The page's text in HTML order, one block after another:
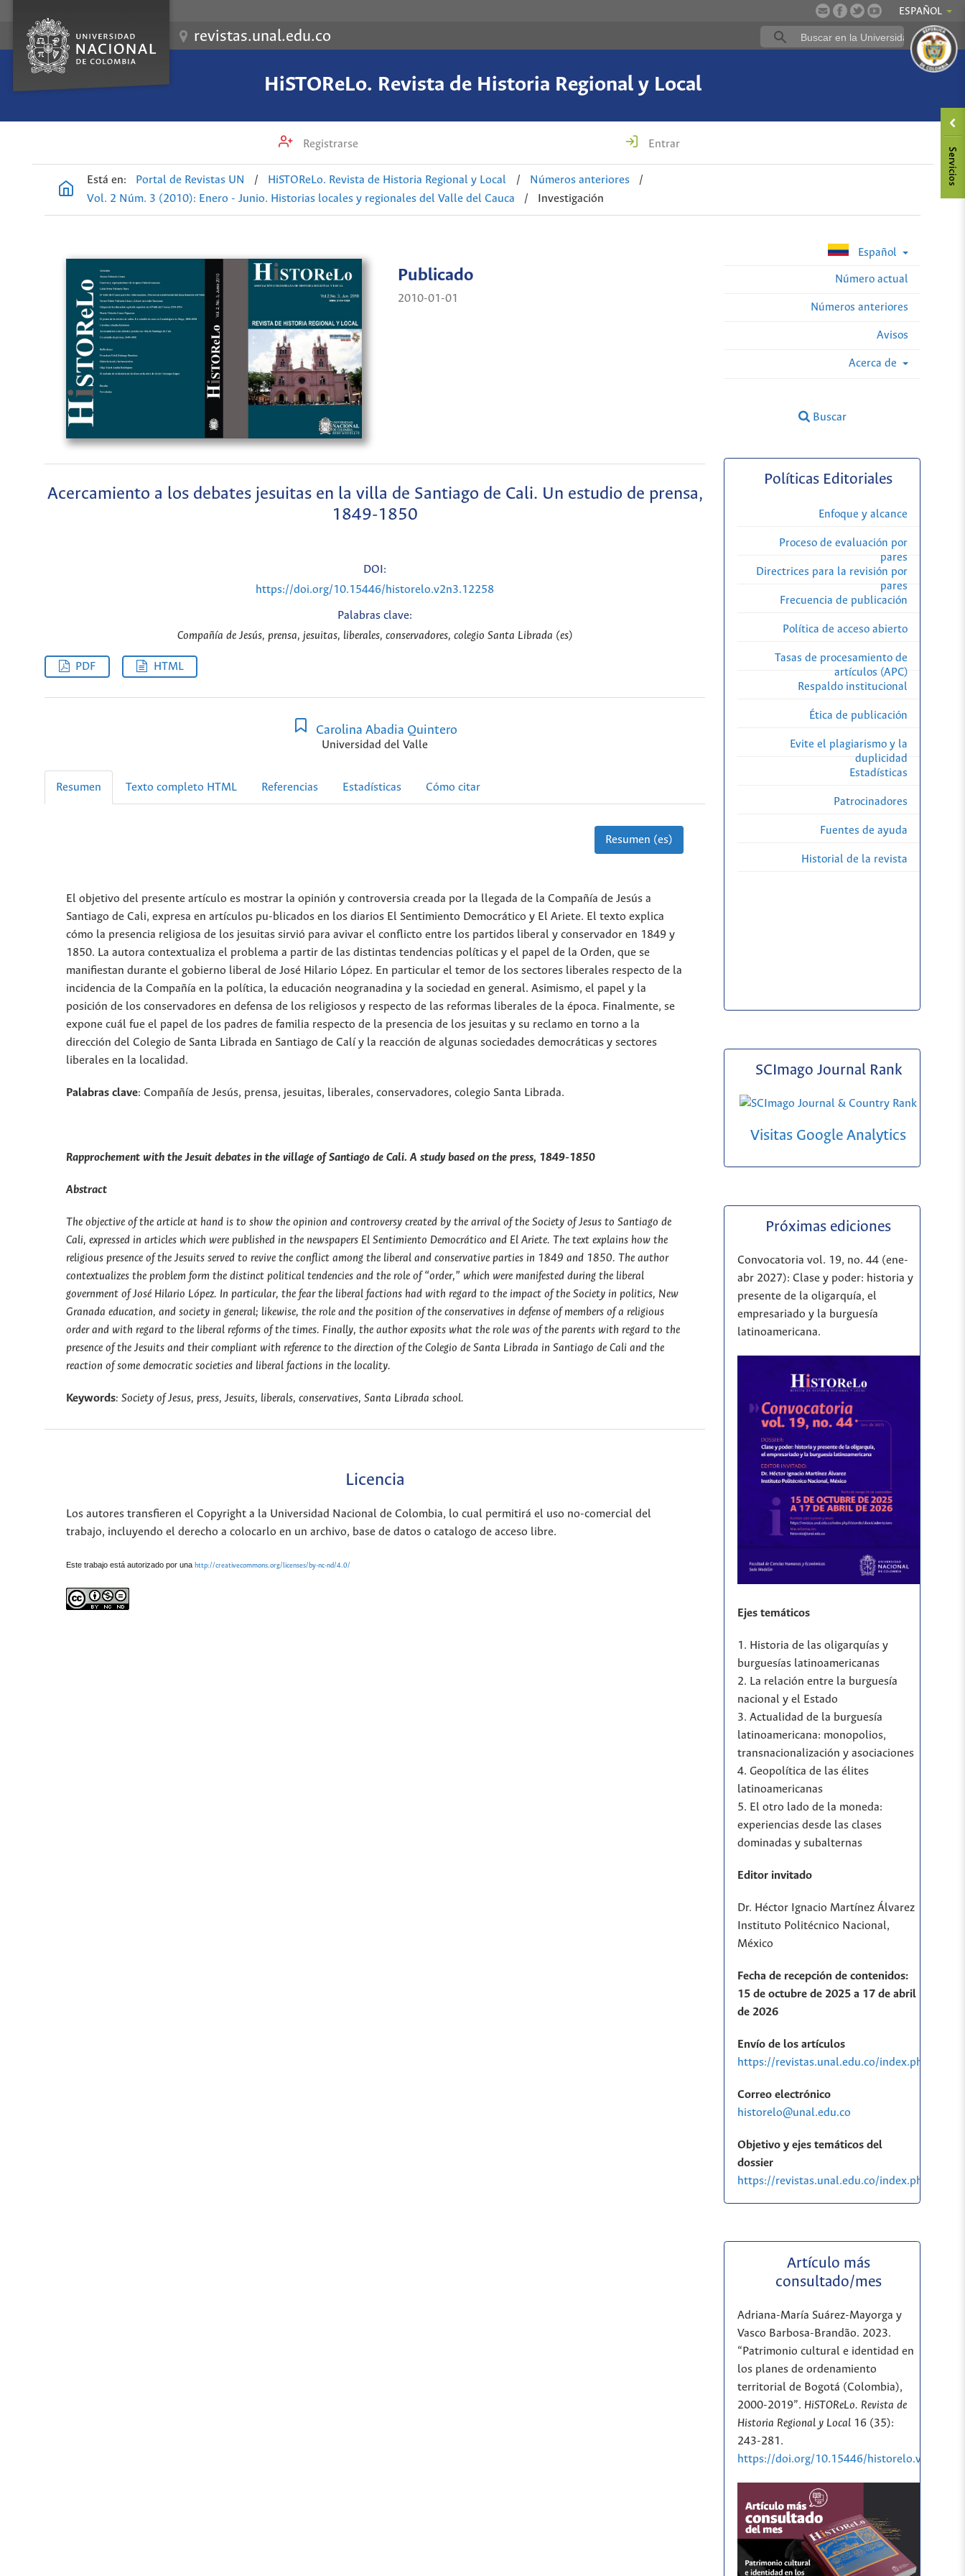
ESPAÑOL
revistas.unal.edu.co
HiSTOReLo. Revista de Historia Regional y Local
Registrarse Entrar
Está en: Portal de Revistas UN / HiSTOReLo. Revista de Historia Regional y Local / Números anteriores
/
Vol. 2 Núm. 3 (2010): Enero - Junio. Historias locales y regionales del Valle del Cauca
/ Investigación
Español
Número actual
Números anteriores
Avisos
Acerca de
Buscar
Publicado
2010-01-01
Acercamiento a los debates jesuitas en la villa de Santiago de Cali. Un estudio de prensa,
1849-1850
DOI:
https://doi.org/10.15446/historelo.v2n3.12258
Palabras clave:
Compañía de Jesús, prensa, jesuitas, liberales, conservadores, colegio Santa Librada (es)
PDF HTML
Carolina Abadia Quintero
Universidad del Valle
Resumen Texto completo HTML Referencias Estadísticas Cómo citar
Resumen (es)
El objetivo del presente artículo es mostrar la opinión y controversia creada por la llegada de la Compañía de Jesús a
Santiago de Cali, expresa en artículos pu-blicados en los diarios El Sentimiento Democrático y El Ariete. El texto explica
cómo la presencia religiosa de los jesuitas sirvió para avivar el conflicto entre los partidos liberal y conservador en 1849 y
1850. La autora contextualiza el problema a partir de las distintas tendencias políticas y el papel de la Orden, que se
manifiestan durante el gobierno liberal de José Hilario López. En particular el temor de los sectores liberales respecto de la
incidencia de la Compañía en la política, la educación neogranadina y la sociedad en general. Asimismo, el papel y la
posición de los conservadores en defensa de los religiosos y respecto de las reformas liberales de la época. Finalmente, se
expone cuál fue el papel de los padres de familia respecto de la presencia de los jesuitas y su reclamo en torno a la
dirección del Colegio de Santa Librada en Santiago de Calí y la reacción de algunas sociedades democráticas y sectores
liberales en la localidad.
Palabras clave: Compañía de Jesús, prensa, jesuitas, liberales, conservadores, colegio Santa Librada.
Rapprochement with the Jesuit debates in the village of Santiago de Cali. A study based on the press, 1849-1850
Abstract
The objective of the article at hand is to show the opinion and controversy created by the arrival of the Society of Jesus to Santiago de
Cali, expressed in articles which were published in the newspapers El Sentimiento Democrático and El Ariete. The text explains how the
religious presence of the Jesuits served to revive the conflict among the liberal and conservative parties in 1849 and 1850. The author
contextualizes the problem form the distinct political tendencies and the role of “order,” which were manifested during the liberal
government of José Hilario López. In particular, the fear the liberal factions had with regard to the impact of the Society in politics, New
Granada education, and society in general; likewise, the role and the position of the conservatives in defense of members of a religious
order and with regard to the liberal reforms of the times. Finally, the author exposits what the role was of the parents with regard to the
presence of the Jesuits and their compliant with reference to the direction of the Colegio de Santa Librada in Santiago de Cali and the
reaction of some democratic societies and liberal factions in the locality.
Keywords: Society of Jesus, press, Jesuits, liberals, conservatives, Santa Librada school.
Licencia
Los autores transfieren el Copyright a la Universidad Nacional de Colombia, lo cual permitirá el uso no-comercial del
trabajo, incluyendo el derecho a colocarlo en un archivo, base de datos o catalogo de acceso libre.
Este trabajo está autorizado por una http://creativecommons.org/licenses/by-nc-nd/4.0/
Políticas Editoriales
Enfoque y alcance
Proceso de evaluación por
pares
Directrices para la revisión por
pares
Frecuencia de publicación
Política de acceso abierto
Tasas de procesamiento de
artículos (APC)
Respaldo institucional
Ética de publicación
Evite el plagiarismo y la
duplicidad
Estadísticas
Patrocinadores
Fuentes de ayuda
Historial de la revista
SCImago Journal Rank
Visitas Google Analytics
Próximas ediciones
Convocatoria vol. 19, no. 44 (ene-
abr 2027): Clase y poder: historia y
presente de la oligarquía, el
empresariado y la burguesía
latinoamericana.
Ejes temáticos
1. Historia de las oligarquías y
burguesías latinoamericanas
2. La relación entre la burguesía
nacional y el Estado
3. Actualidad de la burguesía
latinoamericana: monopolios,
transnacionalización y asociaciones
4. Geopolítica de las élites
latinoamericanas
5. El otro lado de la moneda:
experiencias desde las clases
dominadas y subalternas
Editor invitado
Dr. Héctor Ignacio Martínez Álvarez
Instituto Politécnico Nacional,
México
Fecha de recepción de contenidos:
15 de octubre de 2025 a 17 de abril
de 2026
Envío de los artículos
https://revistas.unal.edu.co/index.php/
Correo electrónico
historelo@unal.edu.co
Objetivo y ejes temáticos del
dossier
https://revistas.unal.edu.co/index.php/
Artículo más
consultado/mes
Adriana-María Suárez-Mayorga y
Vasco Barbosa-Brandão. 2023.
“Patrimonio cultural e identidad en
los planes de ordenamiento
territorial de Bogotá (Colombia),
2000-2019”. HiSTOReLo. Revista de
Historia Regional y Local16 (35):
243-281.
https://doi.org/10.15446/